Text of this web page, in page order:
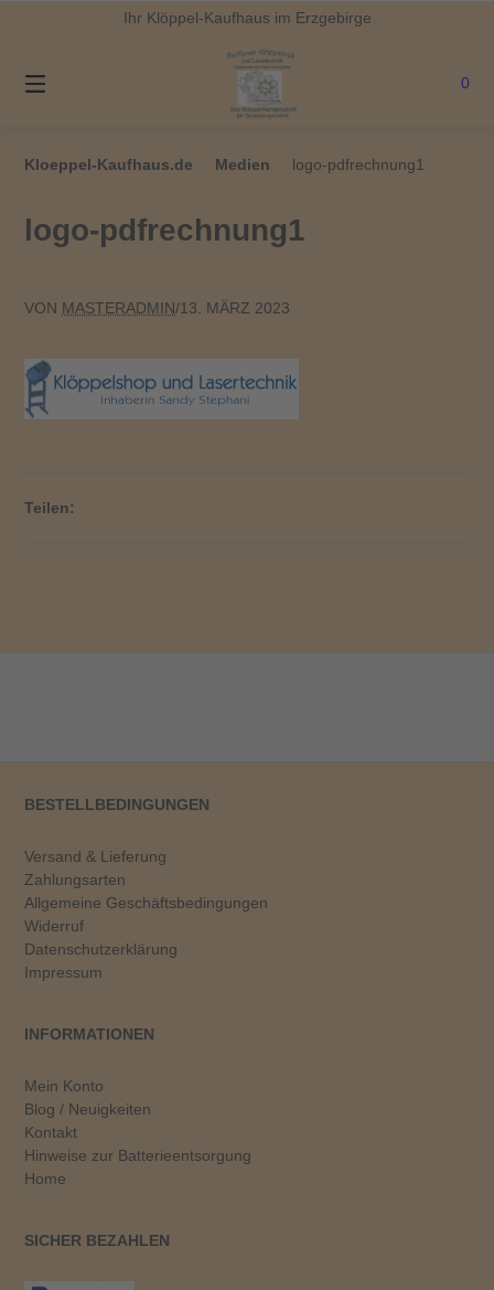
Ihr Klöppel-Kaufhaus im Erzgebirge
0
Kloeppel-Kaufhaus.de Medien logo-pdfrechnung1
logo-pdfrechnung1
VON MASTERADMIN/13. MÄRZ 2023
Teilen:
BESTELLBEDINGUNGEN
Versand & Lieferung
Zahlungsarten
Allgemeine Geschäftsbedingungen
Widerruf
Datenschutzerklärung
Impressum
INFORMATIONEN
Mein Konto
Blog / Neuigkeiten
Kontakt
Hinweise zur Batterieentsorgung
Home
SICHER BEZAHLEN